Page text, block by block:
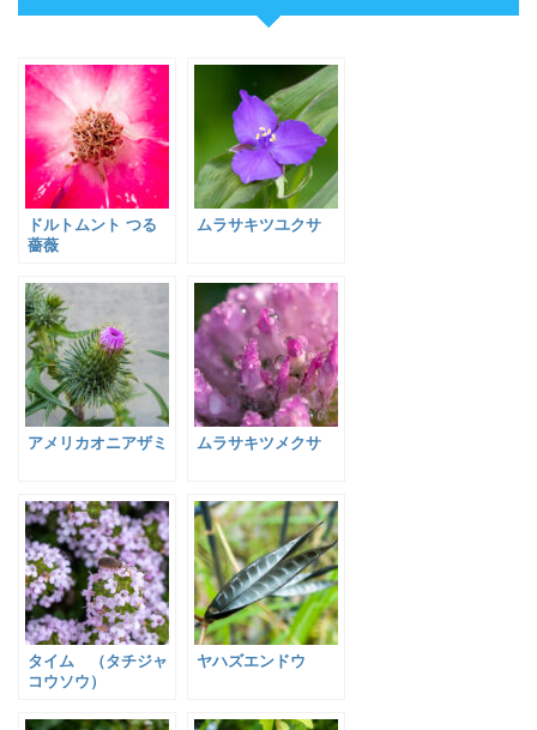
ドルトムント つる
薔薇
ムラサキツユクサ
アメリカオニアザミ ムラサキツメクサ
タイム （タチジャ
コウソウ）
ヤハズエンドウ